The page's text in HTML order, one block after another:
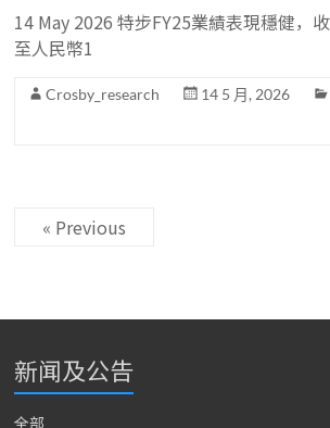
14 May 2026 特步FY25業績表現穩健，
至人民幣1
Crosby_research 14 5 月, 2026
« Previous
新闻及公告
全部